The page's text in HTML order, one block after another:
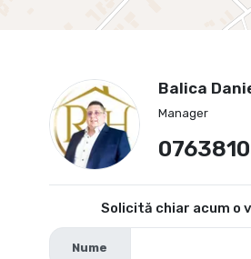
Balica
Manager
Solicită chiar acum o
Nume